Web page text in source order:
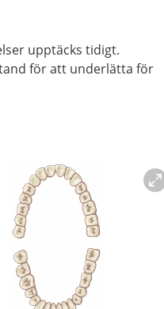
upptäcks tidigt.
för att underlätta för